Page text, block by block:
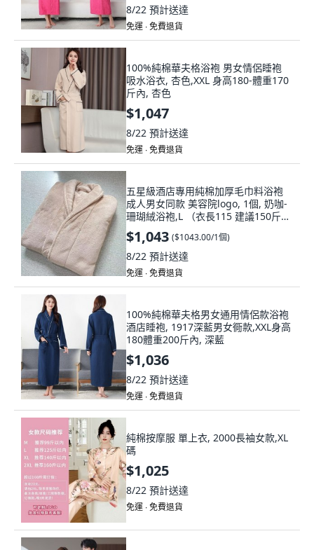
8/22 預計送達
免運 ∙ 免費退貨
100%純棉華夫格浴袍 男女情侶睡袍
吸水浴衣, 杏色,XXL 身高180-體重170
斤內, 杏色
$1,047
8/22 預計送達
免運 ∙ 免費退貨
五星級酒店專用純棉加厚毛巾料浴袍
成人男女同款 美容院logo, 1個, 奶咖-
珊瑚絨浴袍,L （衣長115 建議150斤以
內）
$1,043 ($1043.00/1個)
8/22 預計送達
免運 ∙ 免費退貨
100%純棉華夫格男女通用情侶款浴袍
酒店睡袍, 1917深藍男女衕款,XXL身高
180體重200斤內, 深藍
$1,036
8/22 預計送達
免運 ∙ 免費退貨
純棉按摩服 單上衣, 2000長袖女款,XL
碼
$1,025
8/22 預計送達
免運 ∙ 免費退貨